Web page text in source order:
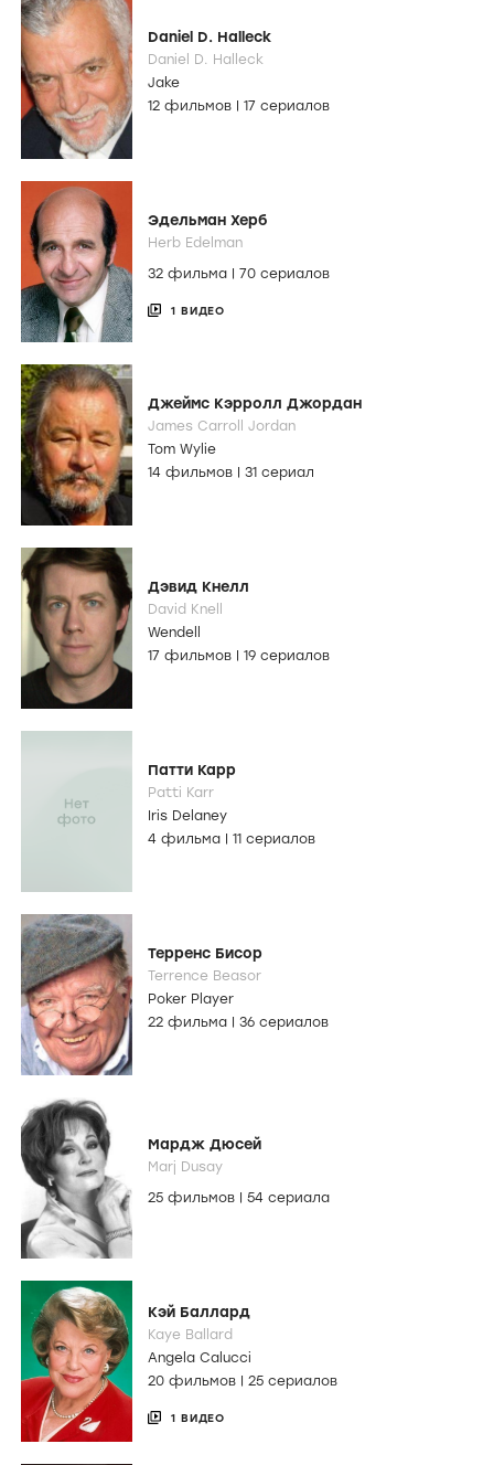
Daniel D. Halleck
Daniel D. Halleck
Jake
12 фильмов
17 сериалов
Эдельман Херб
Herb Edelman
32 фильма | 70 сериалов
1 ВИДЕО
Джеймс Кэрролл Джордан
James Carroll Jordan
Tom Wylie
14 фильмов
31 сериал
Дэвид Кнелл
David Knell
Wendell
17 фильмов
19 сериалов
Патти Карр
Patti Karr
Iris Delaney
4 фильма
11 сериалов
Терренс Бисор
Terrence Beasor
Poker Player
22 фильма
36 сериалов
Мардж Дюсей
Marj Dusay
25 фильмов
54 сериала
Кэй Баллард
Kaye Ballard
Angela Calucci
20 фильмов | 25 сериалов
1 ВИДЕО